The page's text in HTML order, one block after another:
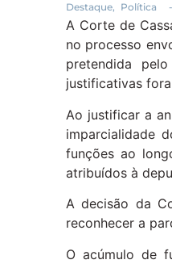
Destaque, Política -
A Corte de
no processo
pretendida
justificativas
Ao justificar a
imparcialidade
funções ao
atribuídos à
A decisão da
reconhecer a
O acúmulo de